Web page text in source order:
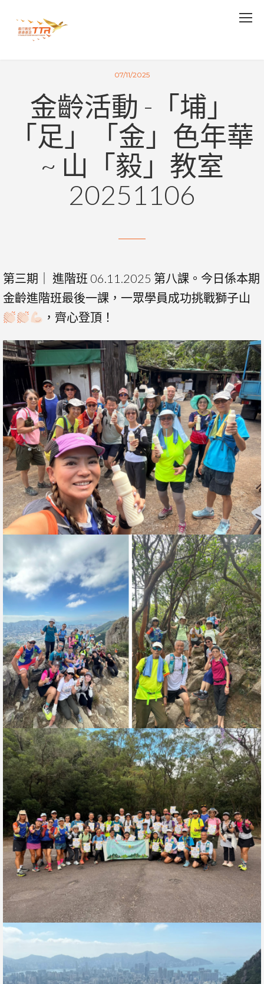
07/11/2025
金齡活動 -「埔」
「足」「金」色年華
~ 山「毅」教室
20251106
第三期｜ 進階班 06.11.2025 第八課。今日係本期
金齡進階班最後一課，一眾學員成功挑戰獅子山
，齊心登頂！